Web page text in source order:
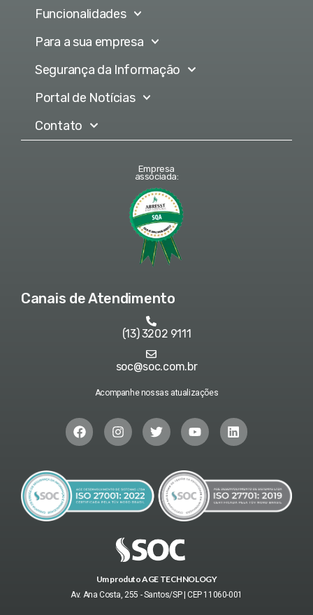
Funcionalidades
Para a sua empresa
Segurança da Informação
Portal de Notícias
Contato
Empresa
associada:
Canais de Atendimento
(13) 3202 9111
soc@soc.com.br
Acompanhe nossas atualizações
Um produto AGE TECHNOLOGY
Av. Ana Costa, 255 - Santos/SP | CEP 11060-001